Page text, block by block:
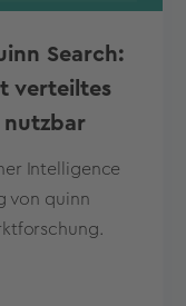
Search:
verteiltes
nutzbar
Intelligence
von quinn